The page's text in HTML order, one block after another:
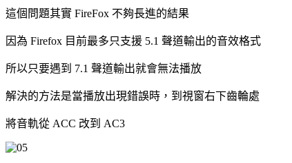
這個問題其實 FireFox 不夠長進的結果
因為 Firefox 目前最多只支援 5.1 聲道輸出的音效格式
所以只要遇到 7.1 聲道輸出就會無法播放
解決的方法是當播放出現錯誤時，到視窗右下齒輪處
將音軌從 ACC 改到 AC3